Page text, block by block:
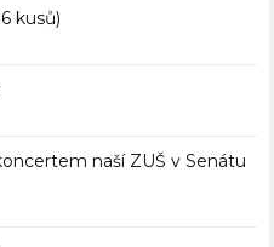
kusů)
naší ZUŠ v Senátu